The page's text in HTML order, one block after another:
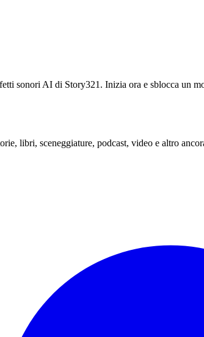
sonori AI di Story321. Inizia ora e sblocca un
libri, sceneggiature, podcast, video e altro